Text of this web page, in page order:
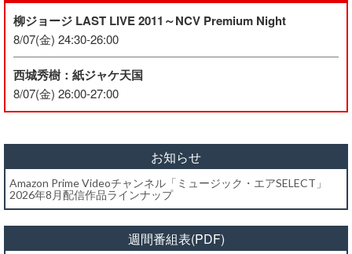
柳ジョージ LAST LIVE 2011～NCV Premium Night
8/07(金) 24:30-26:00
西城秀樹：紙ジャケ天国
8/07(金) 26:00-27:00
お知らせ
Amazon Prime Videoチャンネル「ミュージック・エアSELECT」
2026年8月配信作品ラインナップ
週間番組表(PDF)